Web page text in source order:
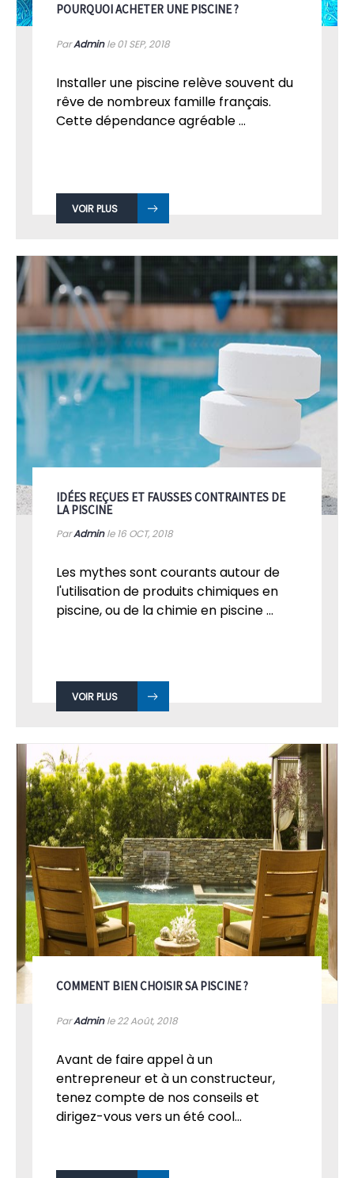
POURQUOI ACHETER UNE PISCINE ?
ParAdminle 01SEP, 2018
Installer une piscine relève souvent du
rêve de nombreux famille français.
Cette dépendance agréable ...
VOIR PLUS
IDÉES REÇUES ET FAUSSES CONTRAINTES DE
LA PISCINE
ParAdminle 16 OCT, 2018
Les mythes sont courants autour de
l'utilisation de produits chimiques en
piscine, ou de la chimie en piscine ...
VOIR PLUS
COMMENT BIEN CHOISIR SA PISCINE ?
ParAdminle 22Août, 2018
Avant de faire appel à un
entrepreneur et à un constructeur,
tenez compte de nos conseils et
dirigez-vous vers un été cool...